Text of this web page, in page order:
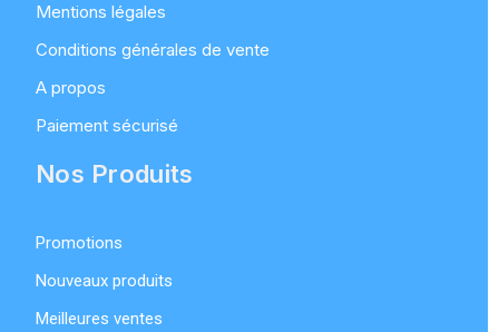
Mentions légales
Conditions générales de vente
A propos
Paiement sécurisé
Nos Produits
Promotions
Nouveaux produits
Meilleures ventes